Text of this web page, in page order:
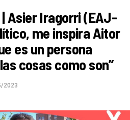
853 votos más y se
votos de conseguir el
Podemos consigue 2
que sumaron en 2019 como
un edil y sube un puñado
ha conseguido 206
| Asier Iragorri (EAJ-
me inspira Aitor
es un persona
cosas como son”
2023